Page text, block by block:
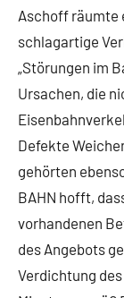
Aschoff räumte
schlagartige
„Störungen im
Ursachen, die
Defekte
gehörten
BAHN hofft,
vorhandenen
des Angebots
Verdichtung